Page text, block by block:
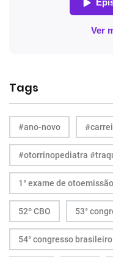
Tags
#ano-novo
#otorrinopediatra
1° exame de
52º CBO 53°
54° congresso brasileiro